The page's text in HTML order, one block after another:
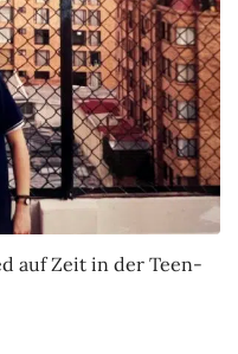
auf Zeit in der Teen-